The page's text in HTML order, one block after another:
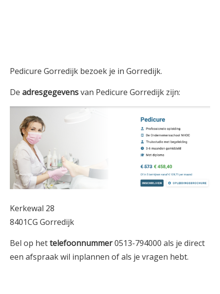
Pedicure Gorredijk bezoek je in Gorredijk.
De adresgegevensvan Pedicure Gorredijk zijn:
Kerkewal 28
8401CG Gorredijk
Bel op hettelefoonnummer0513-794000 als je direct
een afspraak wil inplannen of als je vragen hebt.